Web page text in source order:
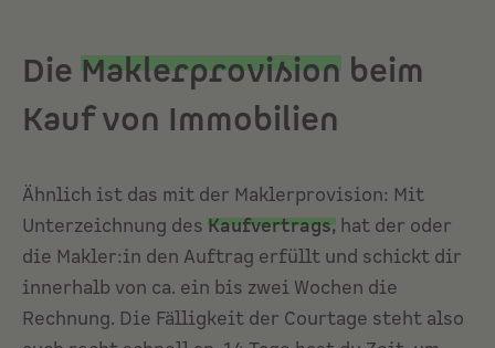
Die Maklerprovision beim
Kauf von Immobilien
Ähnlich ist das mit der Maklerprovision: Mit
Unterzeichnung des Kaufvertrags, hat der oder
die Makler:in den Auftrag erfüllt und schickt dir
innerhalb von ca. ein bis zwei Wochen die
Rechnung. Die Fälligkeit der Courtage steht also